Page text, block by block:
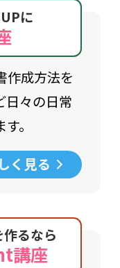
に
作成方法を
日々の日常
。
く見る
るなら
講座